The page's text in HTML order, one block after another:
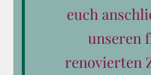
Wertgutscheine
euch
unseren
renovierten